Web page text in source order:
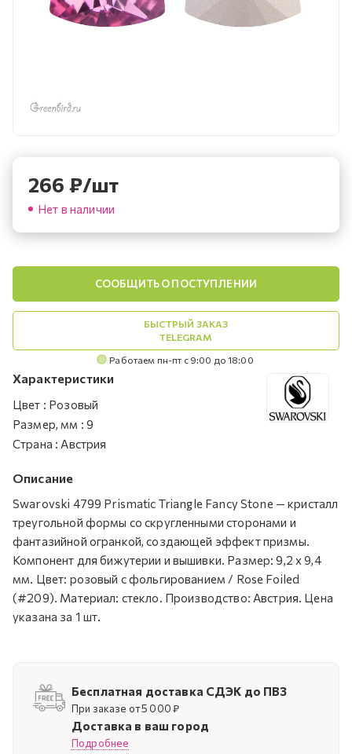
266 ₽/шт
Нет в наличии
СООБЩИТЬ О ПОСТУПЛЕНИИ
БЫСТРЫЙ ЗАКАЗ
TELEGRAM
Работаем пн-пт с 9:00 до 18:00
Характеристики
Цвет : Розовый
Размер, мм : 9
Страна : Австрия
Описание
Swarovski 4799 Prismatic Triangle Fancy Stone — кристалл
треугольной формы со скругленными сторонами и
фантазийной огранкой, создающей эффект призмы.
Компонент для бижутерии и вышивки. Размер: 9,2 х 9,4
мм. Цвет: розовый с фольгированием / Rose Foiled
(#209). Материал: стекло. Производство: Австрия. Цена
указана за 1 шт.
Бесплатная доставка СДЭК до ПВЗ
При заказе от 5 000 ₽
Доставка в ваш город
Подробнее